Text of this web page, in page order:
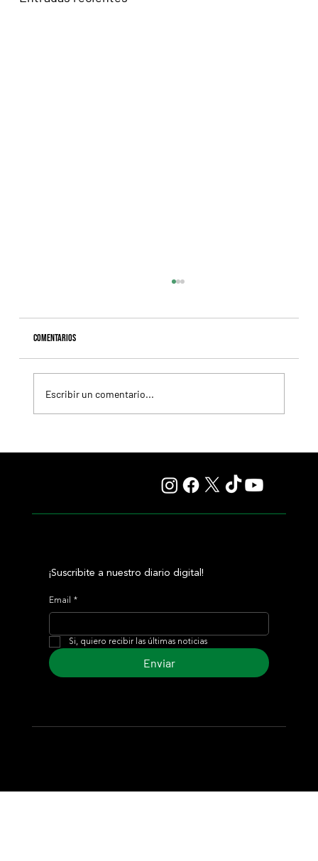
Comentarios
Escribir un comentario...
¡Suscribite a nuestro diario digital!
Email *
Si, quiero recibir las últimas noticias
Enviar